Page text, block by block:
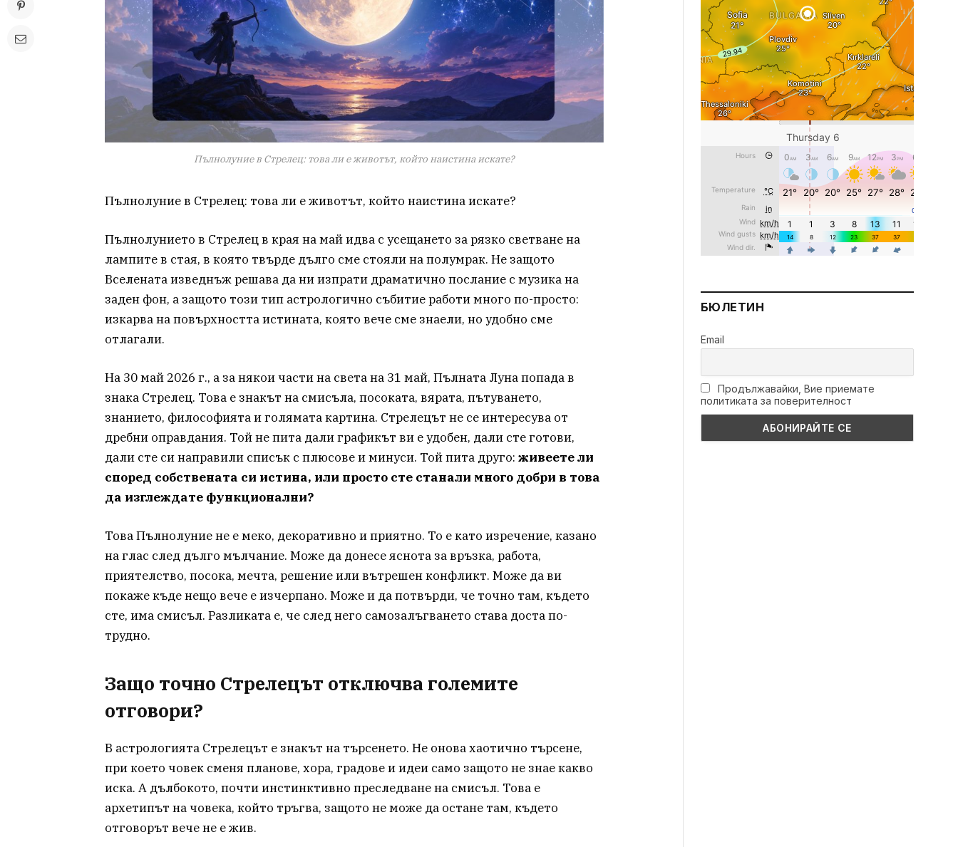
Пълнолуние в Стрелец: това ли е животът, който наистина искате?
Пълнолуние в Стрелец: това ли е животът, който наистина искате?
Пълнолунието в Стрелец в края на май идва с усещането за рязко светване на
лампите в стая, в която твърде дълго сме стояли на полумрак. Не защото
Вселената изведнъж решава да ни изпрати драматично послание с музика на
заден фон, а защото този тип астрологично събитие работи много по-просто:
изкарва на повърхността истината, която вече сме знаели, но удобно сме
отлагали.
На 30 май 2026 г., а за някои части на света на 31 май, Пълната Луна попада в
знака Стрелец. Това е знакът на смисъла, посоката, вярата, пътуването,
знанието, философията и голямата картина. Стрелецът не се интересува от
дребни оправдания. Той не пита дали графикът ви е удобен, дали сте готови,
дали сте си направили списък с плюсове и минуси. Той пита друго: живеете ли
според собствената си истина, или просто сте станали много добри в това
да изглеждате функционални?
Това Пълнолуние не е меко, декоративно и приятно. То е като изречение, казано
на глас след дълго мълчание. Може да донесе яснота за връзка, работа,
приятелство, посока, мечта, решение или вътрешен конфликт. Може да ви
покаже къде нещо вече е изчерпано. Може и да потвърди, че точно там, където
сте, има смисъл. Разликата е, че след него самозалъгването става доста по-
трудно.
Защо точно Стрелецът отключва големите
отговори?
В астрологията Стрелецът е знакът на търсенето. Не онова хаотично търсене,
при което човек сменя планове, хора, градове и идеи само защото не знае какво
иска. А дълбокото, почти инстинктивно преследване на смисъл. Това е
архетипът на човека, който тръгва, защото не може да остане там, където
отговорът вече не е жив.
БЮЛЕТИН
Email
Продължавайки, Вие приемате
политиката за поверителност